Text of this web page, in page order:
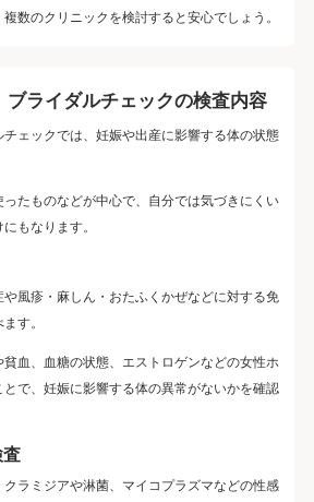
数のクリニックを検討すると安心でしょう。
ブライダルチェックの検査内容
ェックでは、妊娠や出産に影響する体の状態
たものなどが中心で、自分では気づきにくい
もなります。
風疹・麻しん・おたふくかぜなどに対する免
す。
貧血、血糖の状態、エストロゲンなどの女性ホ
で、妊娠に影響する体の異常がないかを確認
査
ラミジアや淋菌、マイコプラズマなどの性感